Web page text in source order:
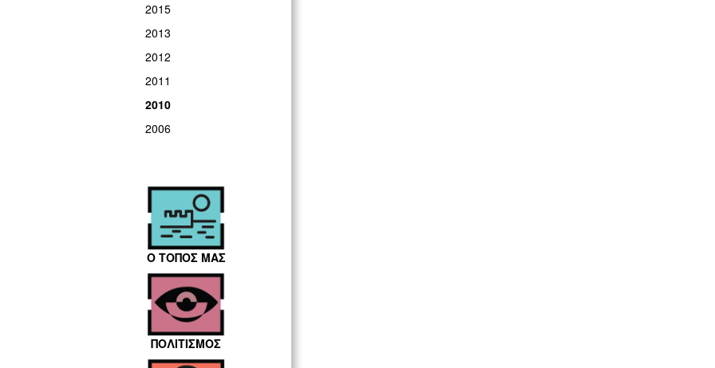
2015
2013
2012
2011
2010
2006
Ο ΤΟΠΟΣ ΜΑΣ
ΠΟΛΙΤΙΣΜΟΣ